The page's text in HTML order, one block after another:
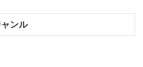
ンル